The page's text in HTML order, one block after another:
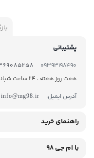
پشتیبانی
09393198490
هفت روز هفته ، 24 ساعت شبانه‌روز پاسخگوی شما هستیم.
آدرس ایمیل:
info@mg98.ir
راهنمای خرید
با ام جی 98